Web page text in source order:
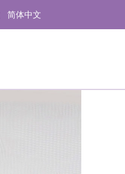
简体中文